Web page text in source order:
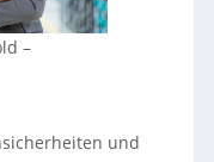
–
und